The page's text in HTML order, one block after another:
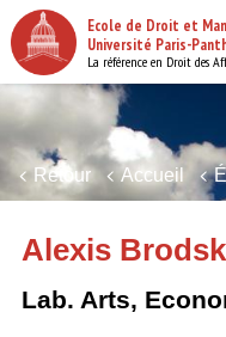
Aller
au
contenu
principal
Ecole de Droit et
Université Paris-
La référence en Droit des
Retour Accueil
Alexis
Lab. Arts,